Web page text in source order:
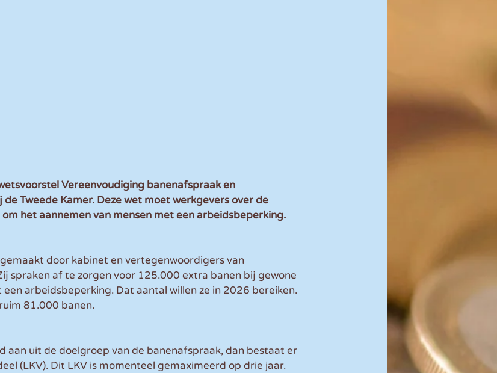
Vereenvoudiging banenafspraak en
Tweede Kamer. Deze wet moet werkgevers over de
het aannemen van mensen met een arbeidsbeperking.
door kabinet en vertegenwoordigers van
spraken af te zorgen voor 125.000 extra banen bij gewone
arbeidsbeperking. Dat aantal willen ze in 2026 bereiken.
81.000 banen.
aan uit de doelgroep van de banenafspraak, dan bestaat er
(LKV). Dit LKV is momenteel gemaximeerd op drie jaar.